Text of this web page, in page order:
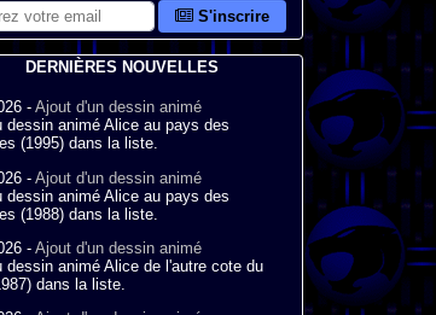
S'inscrire
DERNIÈRES NOUVELLES
-Ajout d'un dessin animé
dessin animé Alice au pays des
(1995) dans la liste.
-Ajout d'un dessin animé
dessin animé Alice au pays des
(1988) dans la liste.
-Ajout d'un dessin animé
dessin animé Alice de l'autre cote du
dans la liste.